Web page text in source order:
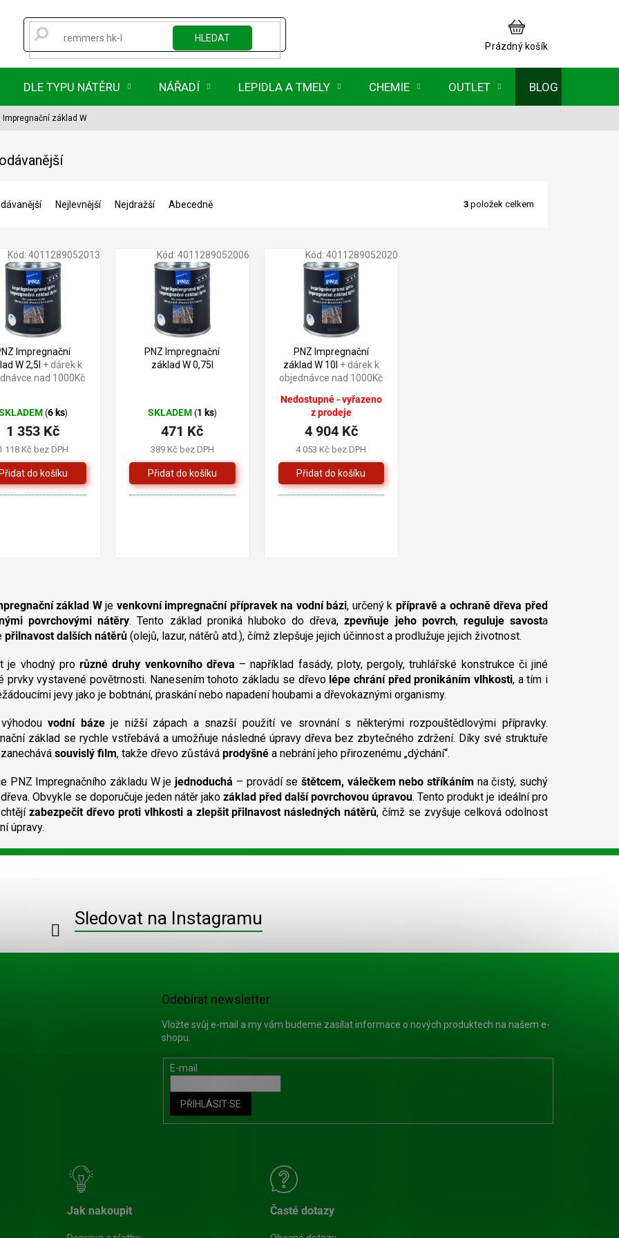
HLEDAT
NÁKUPNÍ
KOŠÍK
Prázdný košík
DLE TYPU NÁTĚRU NÁŘADÍ LEPIDLA A TMELY CHEMIE OUTLET BLOG
Impregnační základ W
Nejlevnější Nejdražší Abecedně 3 položek celkem
Impregnační
W 2,5l + dárek k
nad 1000Kč
(6 ks)
118 Kč bez DPH
1 353 Kč
Kód: 4011289052013
PNZ Impregnační
základ W 0,75l
SKLADEM (1 ks)
389 Kč bez DPH
471 Kč
Kód: 4011289052006
PNZ Impregnační
základ W 10l + dárek k
objednávce nad 1000Kč
Nedostupné - vyřazeno
z prodeje
4 053 Kč bez DPH
4 904 Kč
Kód:4011289052020
l
á
d
c
í
p
r
v
k
y
v
p
i
s
u
základ Wje venkovní impregnační přípravek na vodní bázi, určený k přípravě a ochraně dřeva před
povrchovými nátěry. Tento základ proniká hluboko do dřeva,zpevňuje jeho povrch, reguluje savosta
přilnavost dalších nátěrů (olejů, lazur, nátěrů atd.), čímž zlepšuje jejich účinnost a prodlužuje jejich životnost.
je vhodný pro různé druhy venkovního dřeva – například fasády, ploty, pergoly, truhlářské konstrukce či jiné
prvky vystavené povětrnosti. Nanesením tohoto základu se dřevo lépe chrání před pronikáním vlhkosti, a tím i
jevy jako je bobtnání, praskání nebo napadení houbami a dřevokaznými organismy.
výhodouvodní bázeje nižší zápach a snazší použití ve srovnání s některými rozpouštědlovými přípravky.
základ se rychle vstřebává a umožňuje následné úpravy dřeva bez zbytečného zdržení. Díky své struktuře
souvislý film, takže dřevo zůstává prodyšné a nebrání jeho přirozenému „dýchání“.
PNZ Impregnačního základu W jejednoduchá – provádí se štětcem, válečkem nebo stříkáním na čistý, suchý
Obvykle se doporučuje jeden nátěr jako základ před další povrchovou úpravou. Tento produkt je ideální pro
zabezpečit dřevo proti vlhkosti a zlepšit přilnavost následných nátěrů, čímž se zvyšuje celková odolnost
úpravy.
Sledovat na Instagramu
Jak nakoupit Časté dotazy
Odebírat newsletter
Vložte svůj e-mail a my vám budeme zasílat informace o nových produktech na našem e-
shopu.
E-mail
PŘIHLÁSIT SE